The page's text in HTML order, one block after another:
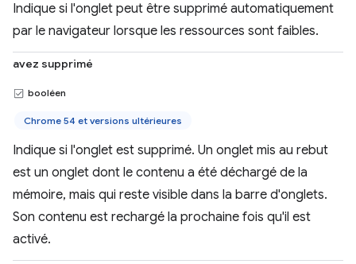
Indique si l'onglet peut être supprimé automatiquement
par le navigateur lorsque les ressources sont faibles.
avez supprimé
booléen
Chrome 54 et versions ultérieures
Indique si l'onglet est supprimé. Un onglet mis au rebut
est un onglet dont le contenu a été déchargé de la
mémoire, mais qui reste visible dans la barre d'onglets.
Son contenu est rechargé la prochaine fois qu'il est
activé.